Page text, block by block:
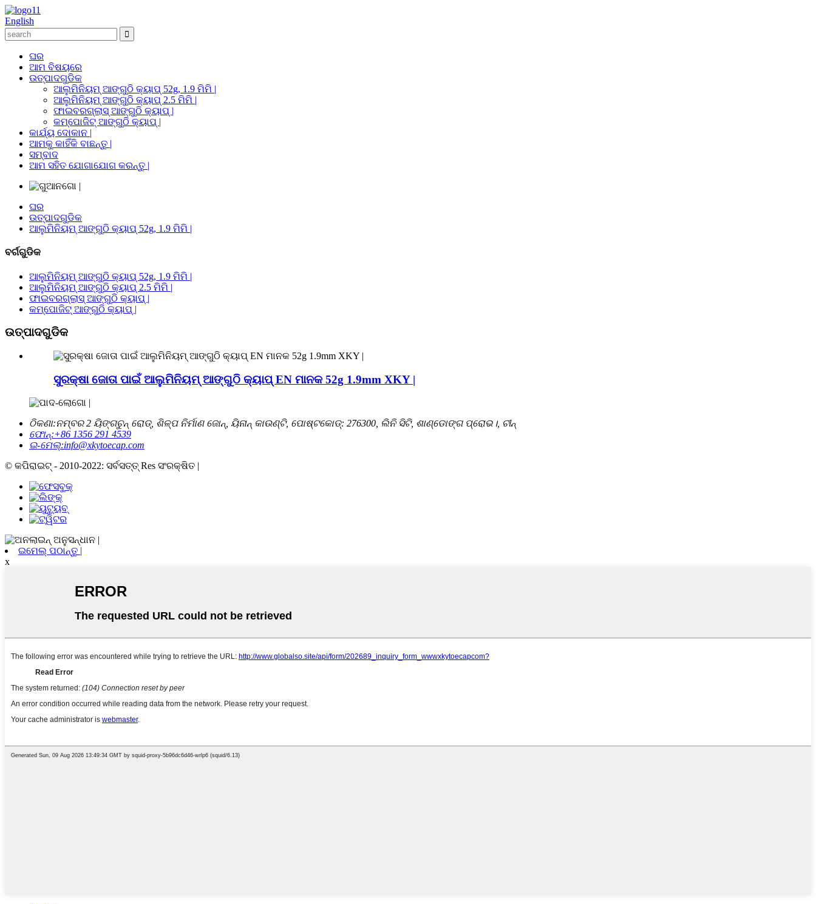
English
ଘର
ଆମ ବିଷୟରେ
ଉତ୍ପାଦଗୁଡିକ
ଆଲୁମିନିୟମ୍ ଆଙ୍ଗୁଠି କ୍ୟାପ୍ 52g, 1.9 ମିମି |
ଆଲୁମିନିୟମ୍ ଆଙ୍ଗୁଠି କ୍ୟାପ୍ 2.5 ମିମି |
ଫାଇବରଗ୍ଲାସ୍ ଆଙ୍ଗୁଠି କ୍ୟାପ୍ |
କମ୍ପୋଜିଟ୍ ଆଙ୍ଗୁଠି କ୍ୟାପ୍ |
କାର୍ଯ୍ୟ ଦୋକାନ |
ଆମକୁ କାହିଁକି ବାଛନ୍ତୁ |
ସମ୍ବାଦ
ଆମ ସହିତ ଯୋଗାଯୋଗ କରନ୍ତୁ |
ଘର
ଉତ୍ପାଦଗୁଡିକ
ଆଲୁମିନିୟମ୍ ଆଙ୍ଗୁଠି କ୍ୟାପ୍ 52g, 1.9 ମିମି |
ବର୍ଗଗୁଡିକ
ଆଲୁମିନିୟମ୍ ଆଙ୍ଗୁଠି କ୍ୟାପ୍ 52g, 1.9 ମିମି |
ଆଲୁମିନିୟମ୍ ଆଙ୍ଗୁଠି କ୍ୟାପ୍ 2.5 ମିମି |
ଫାଇବରଗ୍ଲାସ୍ ଆଙ୍ଗୁଠି କ୍ୟାପ୍ |
କମ୍ପୋଜିଟ୍ ଆଙ୍ଗୁଠି କ୍ୟାପ୍ |
ଉତ୍ପାଦଗୁଡିକ
ସୁରକ୍ଷା ଜୋତା ପାଇଁ ଆଲୁମିନିୟମ୍ ଆଙ୍ଗୁଠି କ୍ୟାପ୍ EN ମାନକ 52g 1.9mm XKY |
ଠିକଣା:ନମ୍ବର 2 ୟିଙ୍ଗଚୁନ୍ ରୋଡ୍, ଶିଳ୍ପ ନିର୍ମାଣ ଜୋନ୍, ୟିନାନ୍ କାଉଣ୍ଟି, ପୋଷ୍ଟକୋଡ୍: 276300, ଲିନି ସିଟି, ଶାଣ୍ଡୋଙ୍ଗ ପ୍ରୋଭ।, ଚୀନ୍
ଫୋନ୍:+86 1356 291 4539
ଇ-ମେଲ୍:info@xkytoecap.com
© କପିରାଇଟ୍ - 2010-2022: ସର୍ବସତ୍ତ୍ Res ସଂରକ୍ଷିତ |
ଇମେଲ୍ ପଠାନ୍ତୁ |
x